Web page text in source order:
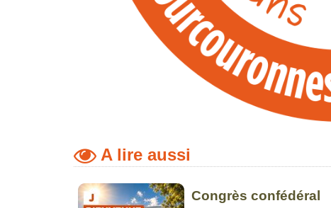
A lire aussi
Congrès confédéral